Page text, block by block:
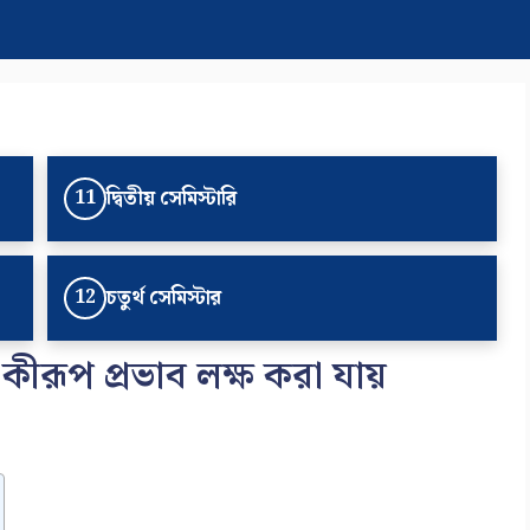
11 দ্বিতীয় সেমিস্টারি
12 চতুর্থ সেমিস্টার
কীরূপ প্রভাব লক্ষ করা যায়